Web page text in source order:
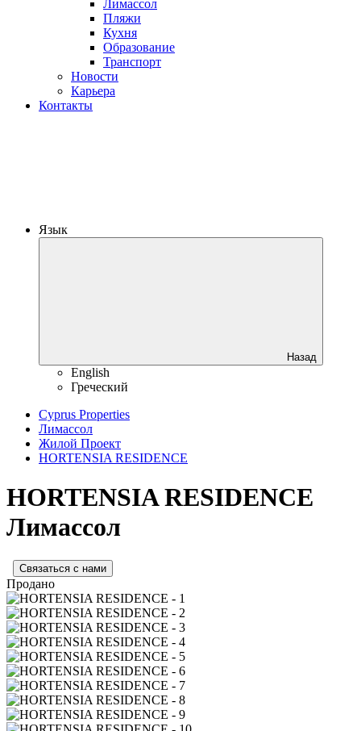
Лимассол
Пляжи
Кухня
Образование
Транспорт
Новости
Карьера
Контакты
Язык
Назад
English
Греческий
Cyprus Properties
Лимассол
Жилой Проект
HORTENSIA RESIDENCE
HORTENSIA RESIDENCE
Лимассол
Связаться с нами
Продано